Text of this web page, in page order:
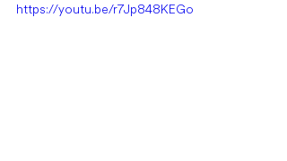
https://youtu.be/r7Jp848KEGo